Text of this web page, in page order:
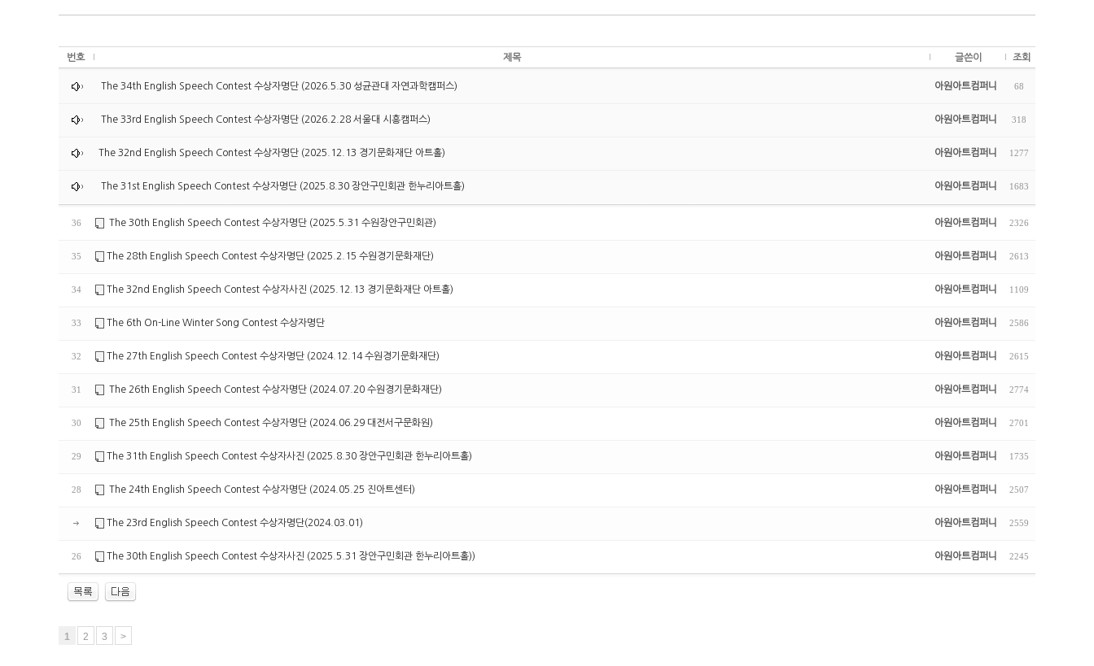
번호 제목 글쓴이 조회
The 34th English Speech Contest 수상자명단 (2026.5.30 성균관대 자연과학캠퍼스) 아원아트컴퍼니 68
The 33rd English Speech Contest 수상자명단 (2026.2.28 서울대 시흥캠퍼스) 아원아트컴퍼니 318
The 32nd English Speech Contest 수상자명단 (2025.12.13 경기문화재단 아트홀) 아원아트컴퍼니 1277
The 31st English Speech Contest 수상자명단 (2025.8.30 장안구민회관 한누리아트홀) 아원아트컴퍼니 1683
36 The 30th English Speech Contest 수상자명단 (2025.5.31 수원장안구민회관) 아원아트컴퍼니 2326
35 The 28th English Speech Contest 수상자명단 (2025.2.15 수원경기문화재단) 아원아트컴퍼니 2613
34 The 32nd English Speech Contest 수상자사진 (2025.12.13 경기문화재단 아트홀) 아원아트컴퍼니 1109
33 The 6th On-Line Winter Song Contest 수상자명단 아원아트컴퍼니 2586
32 The 27th English Speech Contest 수상자명단 (2024.12.14 수원경기문화재단) 아원아트컴퍼니 2615
31 The 26th English Speech Contest 수상자명단 (2024.07.20 수원경기문화재단) 아원아트컴퍼니 2774
30 The 25th English Speech Contest 수상자명단 (2024.06.29 대전서구문화원) 아원아트컴퍼니 2701
29 The 31th English Speech Contest 수상자사진 (2025.8.30 장안구민회관 한누리아트홀) 아원아트컴퍼니 1735
28 The 24th English Speech Contest 수상자명단 (2024.05.25 진아트센터) 아원아트컴퍼니 2507
The 23rd English Speech Contest 수상자명단(2024.03.01) 아원아트컴퍼니 2559
26 The 30th English Speech Contest 수상자사진 (2025.5.31 장안구민회관 한누리아트홀)) 아원아트컴퍼니 2245
1 2 3 >